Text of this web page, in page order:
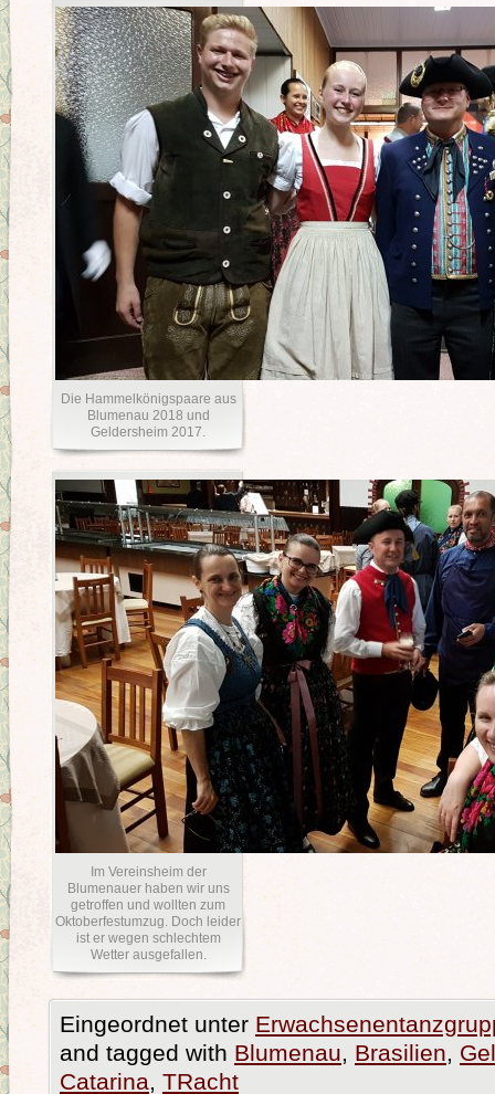
Die Hammelkönigspaare aus
Blumenau 2018 und
Geldersheim 2017.
Im Vereinsheim der
Blumenauer haben wir uns
getroffen und wollten zum
Oktoberfestumzug. Doch leider
ist er wegen schlechtem
Wetter ausgefallen.
Eingeordnet unter
and tagged with Blumenau, Brasilien,
Catarina, TRacht